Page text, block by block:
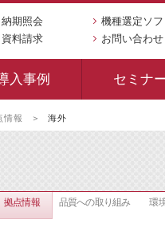
納期照会
機種選定ソ
資料請求
お問い合わせ
入事例 セミナ
情報 海外
拠点情報 品質への取り組み 環